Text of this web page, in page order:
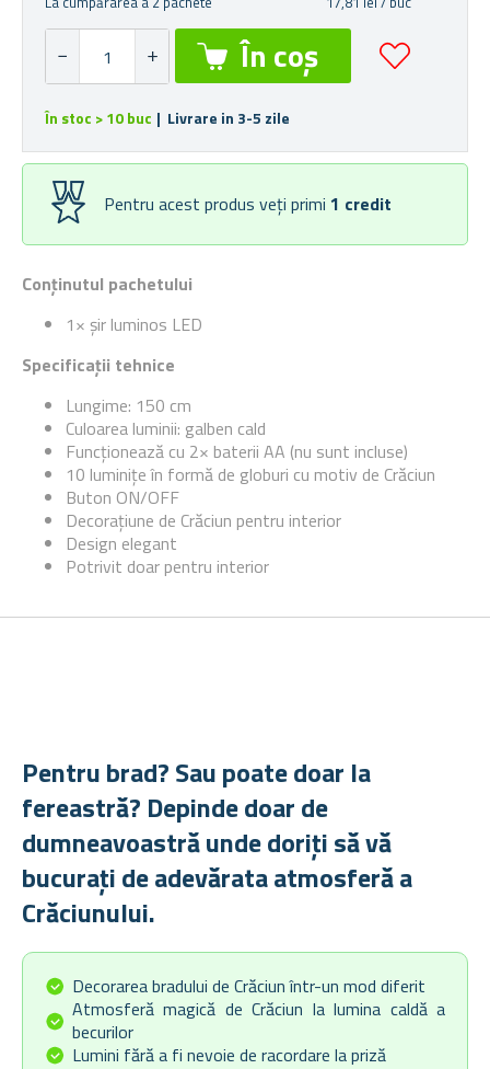
Conținutul pachetului
1× șir luminos LED
Specificații tehnice
Lungime: 150 cm
Culoarea luminii: galben cald
Funcționează cu 2× baterii AA (nu sunt incluse)
10 luminițe în formă de globuri cu motiv de Crăciun
Buton ON/OFF
Decorațiune de Crăciun pentru interior
Design elegant
Potrivit doar pentru interior
În stoc > 10 buc | Livrare in 3-5 zile
Pentru acest produs veți primi 1 credit
Pentru brad? Sau poate doar la
fereastră? Depinde doar de
dumneavoastră unde doriți să vă
bucurați de adevărata atmosferă a
Crăciunului.
Decorarea bradului de Crăciun într-un mod diferit
Atmosferă magică de Crăciun la lumina caldă a
becurilor
Lumini fără a fi nevoie de racordare la priză